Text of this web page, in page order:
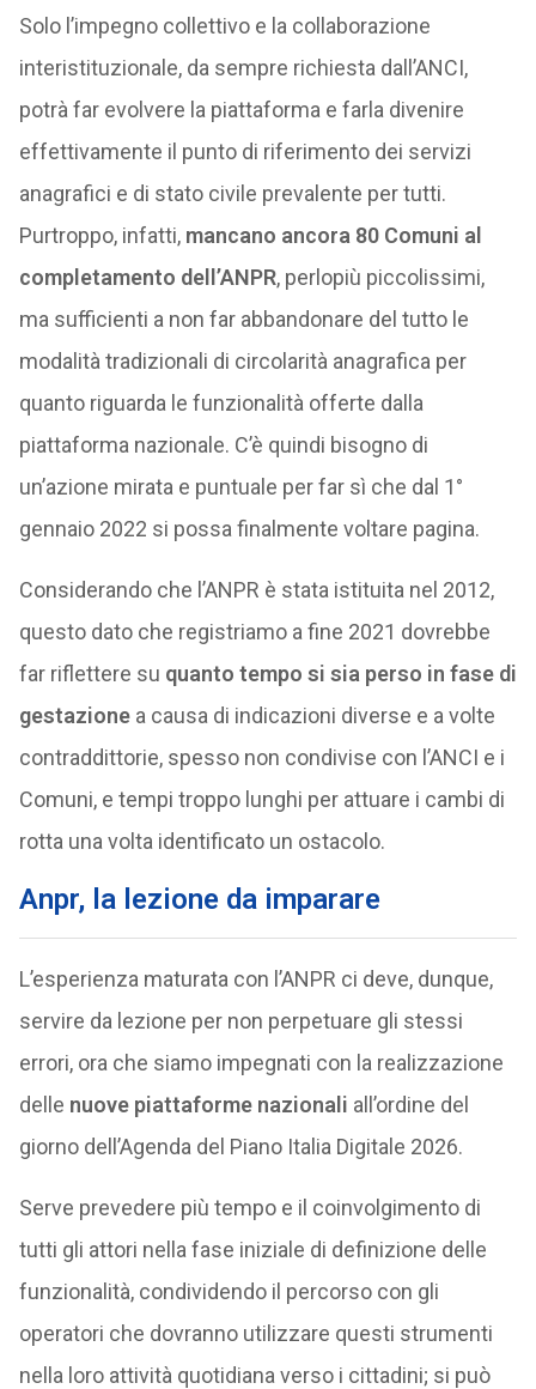
Solo l’impegno collettivo e la collaborazione
interistituzionale, da sempre richiesta dall’ANCI,
potrà far evolvere la piattaforma e farla divenire
effettivamente il punto di riferimento dei servizi
anagrafici e di stato civile prevalente per tutti.
Purtroppo, infatti, mancano ancora 80 Comuni al
completamento dell’ANPR, perlopiù piccolissimi,
ma sufficienti a non far abbandonare del tutto le
modalità tradizionali di circolarità anagrafica per
quanto riguarda le funzionalità offerte dalla
piattaforma nazionale. C’è quindi bisogno di
un’azione mirata e puntuale per far sì che dal 1°
gennaio 2022 si possa finalmente voltare pagina.
Considerando che l’ANPR è stata istituita nel 2012,
questo dato che registriamo a fine 2021 dovrebbe
far riflettere su quanto tempo si sia perso in fase di
gestazionea causa di indicazioni diverse e a volte
contraddittorie, spesso non condivise con l’ANCI e i
Comuni, e tempi troppo lunghi per attuare i cambi di
rotta una volta identificato un ostacolo.
Anpr, la lezione da imparare
L’esperienza maturata con l’ANPR ci deve, dunque,
servire da lezione per non perpetuare gli stessi
errori, ora che siamo impegnati con la realizzazione
delle nuove piattaforme nazionali all’ordine del
giorno dell’Agenda del Piano Italia Digitale 2026.
Serve prevedere più tempo e il coinvolgimento di
tutti gli attori nella fase iniziale di definizione delle
funzionalità, condividendo il percorso con gli
operatori che dovranno utilizzare questi strumenti
nella loro attività quotidiana verso i cittadini; si può